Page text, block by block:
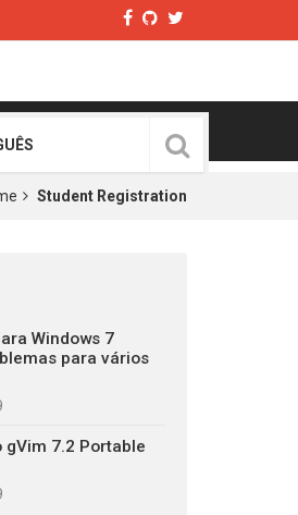
Student Registration
Windows 7
para vários
gVim 7.2 Portable